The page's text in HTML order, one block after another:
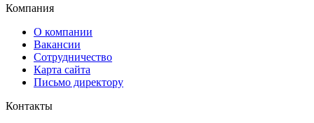
Компания
О компании
Вакансии
Сотрудничество
Карта сайта
Письмо директору
Контакты